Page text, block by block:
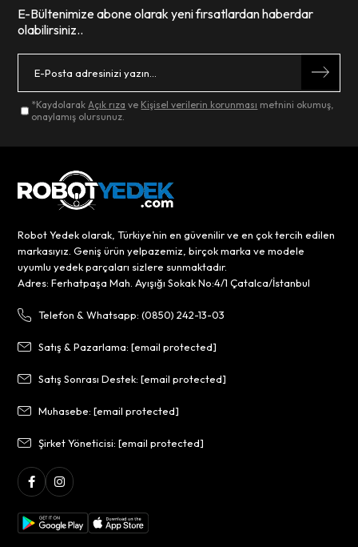
E-Bültenimize abone olarak yeni fırsatlardan haberdar
olabilirsiniz..
*KaydolarakAçık rıza ve Kişisel verilerin korunması metnini okumuş,
onaylamış olursunuz.
Robot Yedek olarak, Türkiye’nin en güvenilir ve en çok tercih edilen
markasıyız. Geniş ürün yelpazemiz, birçok marka ve modele
uyumlu yedek parçaları sizlere sunmaktadır.
Adres: Ferhatpaşa Mah. Ayışığı Sokak No:4/1 Çatalca/İstanbul
Telefon & Whatsapp: (0850) 242-13-03
Satış & Pazarlama:[email protected]
Satış Sonrası Destek:[email protected]
Muhasebe:[email protected]
Şirket Yöneticisi:[email protected]